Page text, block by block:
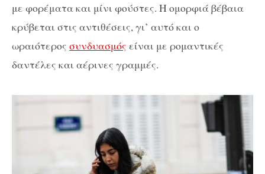
με φορέματα και μίνι φούστες. Η ομορφιά βέβαια
κρύβεται στις αντιθέσεις, γι’ αυτό και ο
ωραιότερος συνδυασμός είναι με ρομαντικές
δαντέλες και αέρινες γραμμές.